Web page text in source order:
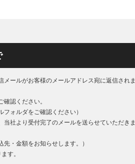
メールがお客様のメールアドレス宛に返信されま
認ください。
フォルダをご確認ください）
社より受付完了のメールを送らせていただきま
先・金額をお知らせします。）
す。